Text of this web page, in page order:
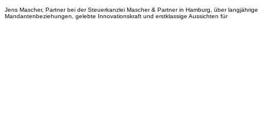
Jens Mascher, Partner bei der Steuerkanzlei Mascher & Partner in Hamburg, über langjährige
Mandantenbeziehungen, gelebte Innovationskraft und erstklassige Aussichten für